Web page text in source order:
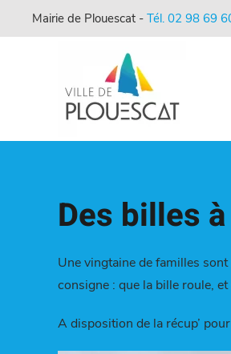
Mairie de Plouescat - Tél. 02 98 69
Des billes
Une vingtaine de familles
consigne : que la bille roule, et
A disposition de la récup’